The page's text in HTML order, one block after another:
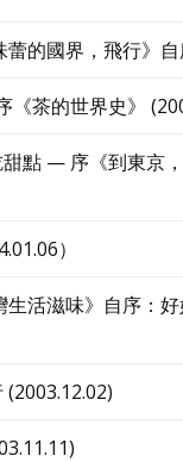
蕾的國界，飛行》
茶的世界史》
點 — 序《到東京，
）
活滋味》自序：好